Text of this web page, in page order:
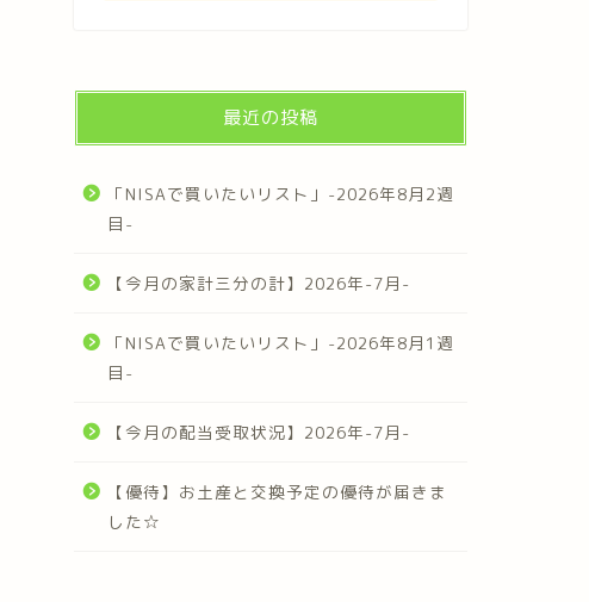
最近の投稿
「NISAで買いたいリスト」-2026年8月2週
目-
【今月の家計三分の計】2026年-7月-
「NISAで買いたいリスト」-2026年8月1週
目-
【今月の配当受取状況】2026年-7月-
【優待】お土産と交換予定の優待が届きま
した☆